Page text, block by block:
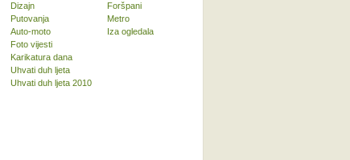
Dizajn
Putovanja
Auto-moto
Foto vijesti
Karikatura dana
Uhvati duh ljeta
Uhvati duh ljeta 2010
Foršpani
Metro
Iza ogledala